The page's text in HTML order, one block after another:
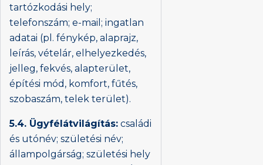
tartózkodási hely;
telefonszám; e-mail; ingatlan
adatai (pl. fénykép, alaprajz,
leírás, vételár, elhelyezkedés,
jelleg, fekvés, alapterület,
építési mód, komfort, fűtés,
szobaszám, telek terület).
5.4. Ügyfélátvilágítás: családi
és utónév; születési név;
állampolgárság; születési hely